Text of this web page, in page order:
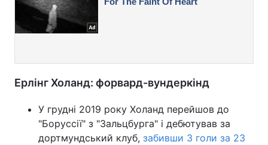
Ерлінг Холанд: форвард-вундеркінд
У грудні 2019 року Холанд перейшов до
"Боруссії" з "Зальцбурга" і дебютував за
дортмундський клуб, забивши 3 голи за 23